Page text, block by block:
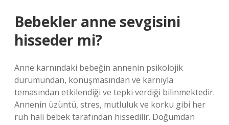
Bebekler anne sevgisini
hisseder mi?
Anne karnındaki bebeğin annenin psikolojik
durumundan, konuşmasından ve karnıyla
temasından etkilendiği ve tepki verdiği bilinmektedir.
Annenin üzüntü, stres, mutluluk ve korku gibi her
ruh hali bebek tarafından hissedilir. Doğumdan